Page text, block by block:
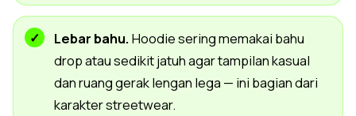
Lebar bahu.Hoodie sering memakai bahu
drop atau sedikit jatuh agar tampilan kasual
dan ruang gerak lengan lega — ini bagian dari
karakter streetwear.